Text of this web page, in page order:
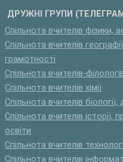
ДРУЖНІ ГРУПИ
Спільнота вчителів фізики,
Спільнота вчителів
грамотності
Спільнота вчителів-
Спільнота вчителів хімії
Спільнота вчителів
Спільнота вчителів
освіти
Спільнота вчителів
Спільнота вчителів